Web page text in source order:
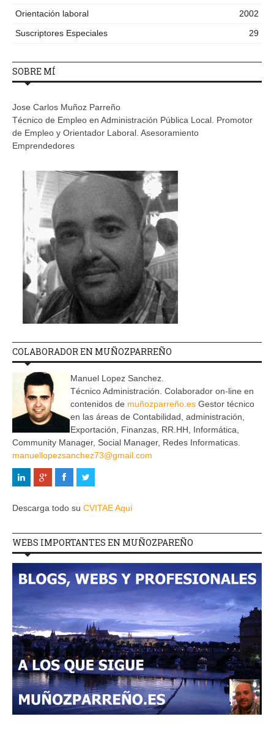
Orientación laboral
2002
Suscriptores Especiales
29
SOBRE MÍ
Jose Carlos Muñoz Parreño
Técnico de Empleo en Administración Pública Local. Promotor
de Empleo y Orientador Laboral. Asesoramiento
Emprendedores
COLABORADOR EN MUÑOZPARREÑO
Manuel Lopez Sanchez.
Técnico Administración. Colaborador on-line en
contenidos de muñozparreño.es Gestor técnico
en las áreas de Contabilidad, administración,
Exportación, Finanzas, RR.HH, Informática,
Community Manager, Social Manager, Redes Informaticas.
manuellopezsanchez73@gmail.com
Descarga todo su CVITAE Aquí
WEBS IMPORTANTES EN MUÑOZPAREÑO